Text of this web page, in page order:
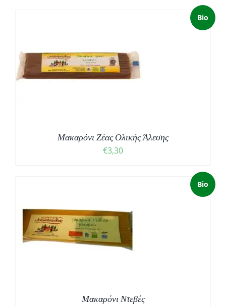
Bio
Μακαρόνι Ζέας Ολικής Άλεσης
€3,30
Bio
Μακαρόνι Ντεβές